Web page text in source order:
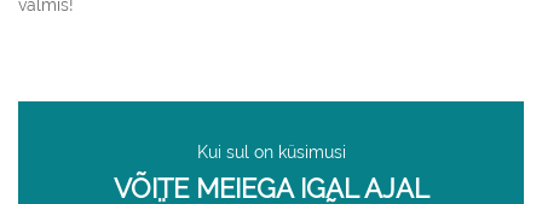
valmis!
Kui sul on küsimusi
VÕITE MEIEGA IGAL AJAL